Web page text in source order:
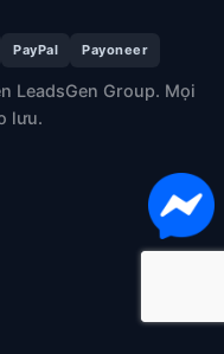
PayPal Payoneer
LeadsGen Group. Mọi
lưu.